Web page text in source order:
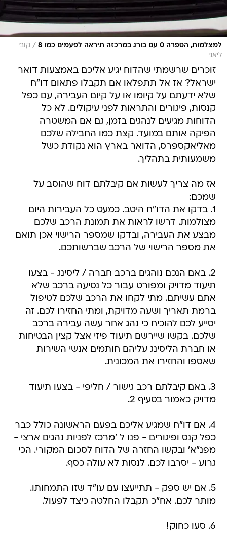
למצלמות, הספרה 0 עם בורג במרכזה תיראה לפעמים כמו 8 / קובי
ליאני
זוכרים שרשמתי שהדוח יגיע אליכם באמצעות דואר
ישראל? אז אל תתפלאו אם תקבלו פתאום דו"ח
שלא ידעתם על קיומו או על קיום העבירה, עם כפל
קנסות, פיגורים והתראות לפני עיקולים. לא כל
הדוחות מגיעים לנהגים בזמן, גם אם המשטרה
הפיקה אותם במועד. קצת כמו החבילה שלכם
מאליאקספרס, הדואר בארץ הוא נקודת כשל
משמעותית בתהליך.
אז מה צריך לעשות אם קיבלתם דוח שהוסב על
שמכם:
1. בדקו את הדו"ח היטב. כמעט כל העבירות היום
מצולמות. דרשו לראות את תמונת הרכב שלכם
מבצע את העבירה, ובדקו שמספר הרישוי אכן תואם
את מספר הרישוי של הרכב שברשותכם.
2. באם הנכם נוהגים ברכב חברה / ליסינג - בצעו
תיעוד מדויק ומפורט עבור כל נסיעה ברכב שלא
אתם עשיתם. מתי לקחו את הרכב שלכם לטיפול
ברמת תאריך ושעה מדויקת, ומתי החזירו לכם. זה
יסייע לכם להוכיח כי נהג אחר עשה עבירה ברכב
שלכם. בקשו שיירשם תיעוד פיזי אצל קצין הבטיחות
או חברת הליסינג עליהם חותמים אנשי השירות
שאספו והחזירו את המכונית.
3. באם קיבלתם רכב גישור / חליפי - בצעו תיעוד
מדויק כאמור בסעיף 2.
4. אם דו"ח שמגיע אליכם בפעם הראשונה כולל כבר
כפל קנס ופיגורים - פנו ל 'מרכז לפניות נהגים ארצי -
מפנ"א' ובקשו החזרה של הדוח לסכום המקורי. הכי
גרוע - יסרבו לכם. לנסות לא עולה כסף.
5. אם יש ספק - תתייעצו עם עו"ד שזו התמחותו.
מותר לכם. אח"כ תקבלו החלטה כיצד לפעול.
6. סעו כחוק!